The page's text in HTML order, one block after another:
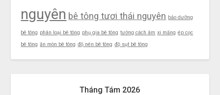
nguyên bê tông tươi thái nguyên bảo dưỡng
bê tông phân loại bê tông phụ gia bê tông tường cách âm xi măng ép cọc
bê tông ăn mòn bê tông độ nén bê tông độ sụt bê tông
Tháng Tám 2026